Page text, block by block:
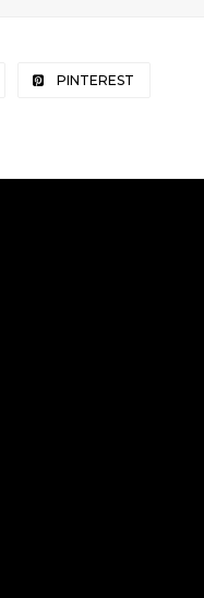
PINTEREST